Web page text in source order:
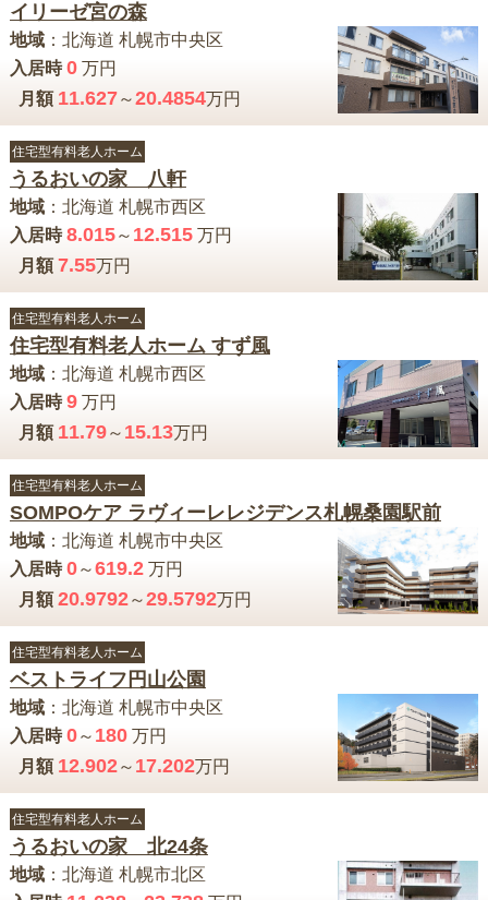
イリーゼ宮の森
地域： 北海道 札幌市中央区
入居時 0万円
月額 11.627～20.4854万円
住宅型有料老人ホーム
うるおいの家 八軒
地域： 北海道 札幌市西区
入居時 8.015～ 12.515万円
月額 7.55万円
住宅型有料老人ホーム
住宅型有料老人ホーム すず風
地域： 北海道 札幌市西区
入居時 9万円
月額 11.79～ 15.13万円
住宅型有料老人ホーム
SOMPOケア ラヴィーレレジデンス札幌桑園駅前
地域： 北海道 札幌市中央区
入居時 0～619.2万円
月額 20.9792～29.5792万円
住宅型有料老人ホーム
ベストライフ円山公園
地域： 北海道 札幌市中央区
入居時 0～ 180万円
月額 12.902～ 17.202万円
住宅型有料老人ホーム
うるおいの家 北24条
地域： 北海道 札幌市北区